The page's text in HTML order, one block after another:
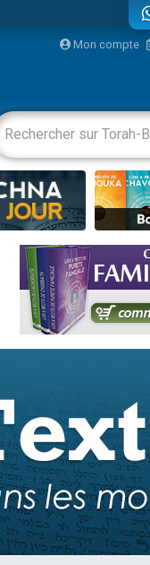
Mon compte
Livres